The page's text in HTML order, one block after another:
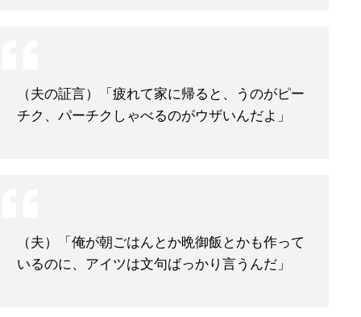
（夫の証言）「疲れて家に帰ると、うのがピー
チク、パーチクしゃべるのがウザいんだよ」
（夫）「俺が朝ごはんとか晩御飯とかも作って
いるのに、アイツは文句ばっかり言うんだ」